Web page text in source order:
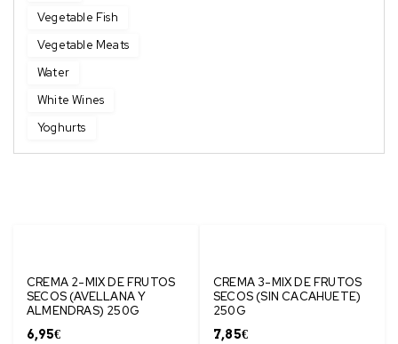
Vegetable Fish
Vegetable Meats
Water
White Wines
Yoghurts
CREMA 2-MIX DE FRUTOS
SECOS (AVELLANA Y
ALMENDRAS) 250G
6,95€
CREMA 3-MIX DE FRUTOS
SECOS (SIN CACAHUETE)
250G
7,85€